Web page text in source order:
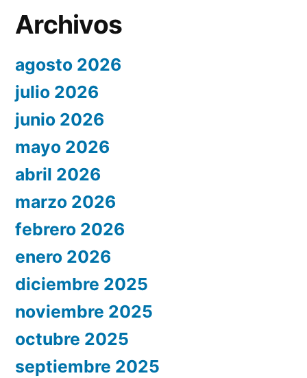
Archivos
agosto 2026
julio 2026
junio 2026
mayo 2026
abril 2026
marzo 2026
febrero 2026
enero 2026
diciembre 2025
noviembre 2025
octubre 2025
septiembre 2025